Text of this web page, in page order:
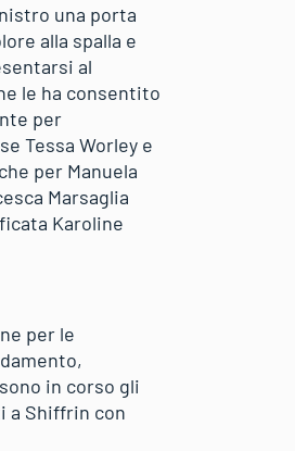
una porta
alla spalla e
al
le ha consentito
per
Tessa Worley e
per Manuela
Marsaglia
Karoline
per le
in corso gli
a Shiffrin con